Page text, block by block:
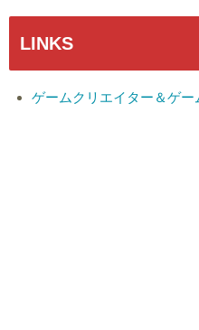
LINKS
ゲームクリエイター＆ゲ